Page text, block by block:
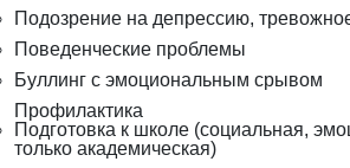
Подозрение на депрессию,
Поведенческие проблемы
Буллинг с эмоциональным срывом
Профилактика
Подготовка к школе (социальная,
только академическая)